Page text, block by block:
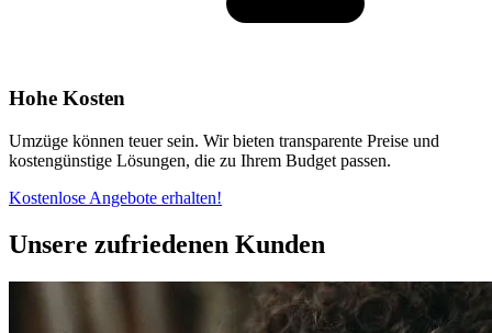
Hohe Kosten
Umzüge können teuer sein. Wir bieten transparente Preise und
kostengünstige Lösungen, die zu Ihrem Budget passen.
Kostenlose Angebote erhalten!
Unsere zufriedenen Kunden